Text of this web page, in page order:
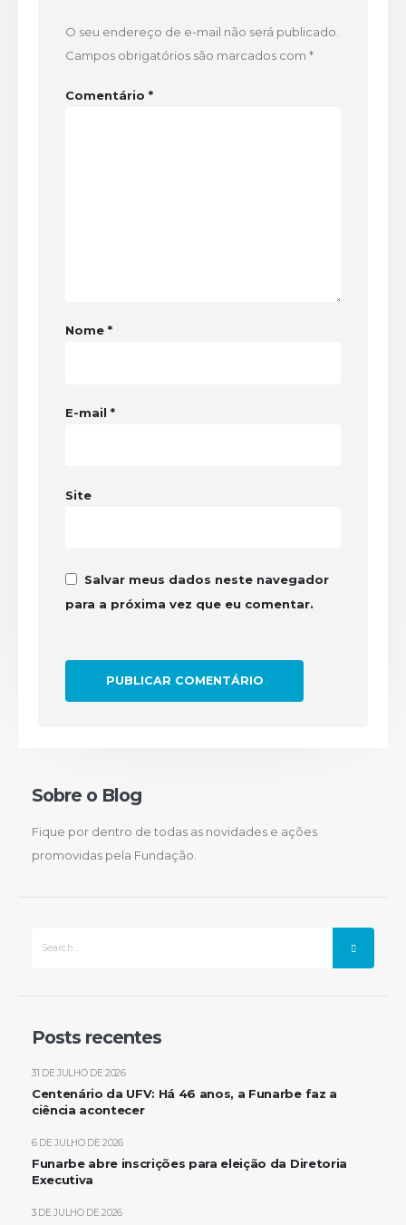
O seu endereço de e-mail não será publicado.
Campos obrigatórios são marcados com*
Comentário*
Nome*
E-mail*
Site
Salvar meus dados neste navegador
para a próxima vez que eu comentar.
Sobre o Blog
Fique por dentro de todas as novidades e ações
promovidas pela Fundação.
Posts recentes
Centenário da UFV: Há 46 anos, a Funarbe faz a
ciência acontecer
31 DE JULHO DE 2026
Funarbe abre inscrições para eleição da Diretoria
Executiva
6 DE JULHO DE 2026
3 DE JULHO DE 2026